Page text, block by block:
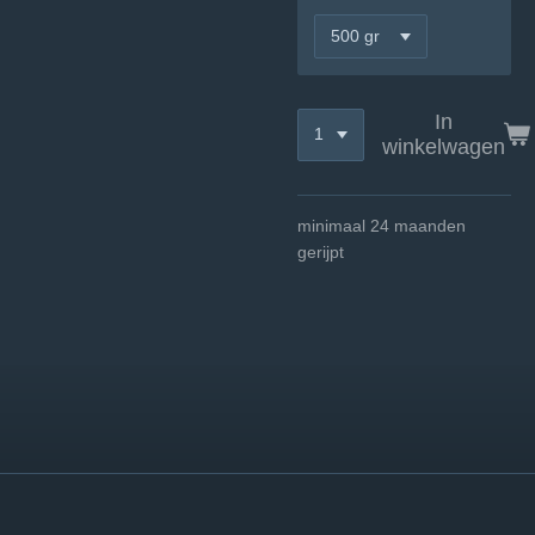
In
winkelwagen
minimaal 24 maanden
gerijpt